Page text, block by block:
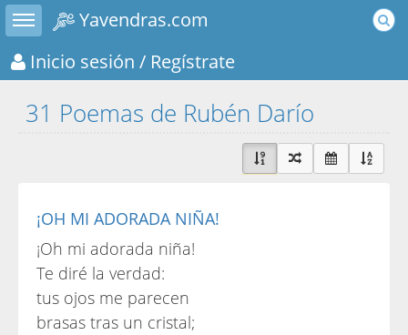
Toggle sidebar
Yavendras.com
Inicio sesión / Regístrate
31 Poemas de Rubén Darío
¡OH MI ADORADA NIÑA!
¡Oh mi adorada niña!
Te diré la verdad:
tus ojos me parecen
brasas tras un cristal;